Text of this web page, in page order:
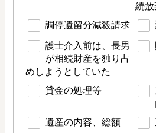
続放
調停遺留分減殺請求
護士介入前は、長男
が相続財産を独り占
めしようとしていた
貸金の処理等
遺産の内容、総額